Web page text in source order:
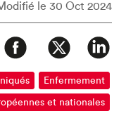
le 30 Oct 2024
Enfermement
et nationales